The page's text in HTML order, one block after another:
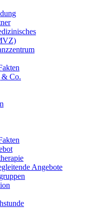
& Co.
Angebote